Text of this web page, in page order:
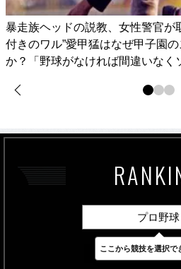
暴走族ヘッドの説教、女性警官が
付きのワル”愛甲猛はなぜ甲子園
か？「野球がなければ間違いなく
プロ野球
最新 24時間
ここから競技を選択で